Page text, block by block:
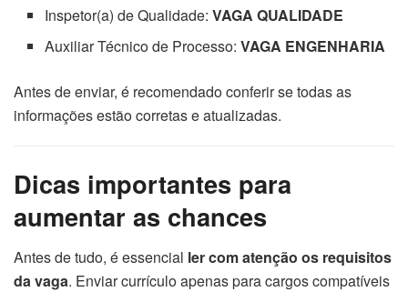
Inspetor(a) de Qualidade:VAGA QUALIDADE
Auxiliar Técnico de Processo:VAGA ENGENHARIA
Antes de enviar, é recomendado conferir se todas as
informações estão corretas e atualizadas.
Dicas importantes para
aumentar as chances
Antes de tudo, é essencial ler com atenção os requisitos
da vaga. Enviar currículo apenas para cargos compatíveis